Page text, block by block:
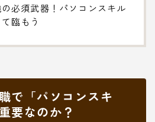
必須武器！パソコンスキル
臨もう
で「パソコンスキ
要なのか？